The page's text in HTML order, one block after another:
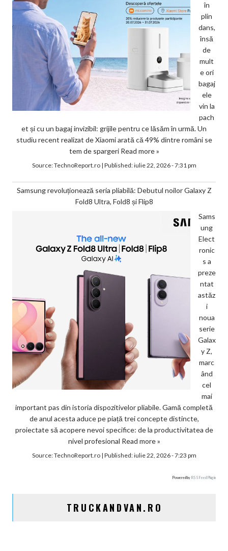
în
plin
dans,
însă
de
mult
e ori
bagaj
ele
vin la
pach
et și cu un bagaj invizibil: grijile pentru ce lăsăm în urmă. Un
studiu recent realizat de Xiaomi arată că 49% dintre români se
tem de spargeri Read more »
Source:TechnoReport.ro| Published:iulie 22, 2026 - 7:31 pm
Samsung revoluționează seria pliabilă: Debutul noilor Galaxy Z
Fold8 Ultra, Fold8 și Flip8
Sams
ung
Elect
ronic
s a
preze
ntat
astăz
i
noua
serie
Galax
y Z,
marc
ând
cel
mai
important pas din istoria dispozitivelor pliabile. Gamă completă
de anul acesta aduce pe piață trei concepte distincte,
proiectate să acopere nevoi specifice: de la productivitatea de
nivel profesional Read more »
Source:TechnoReport.ro| Published:iulie 22, 2026 - 7:23 pm
Powered by RSS Feed Plugin
TRUCKANDVAN.RO